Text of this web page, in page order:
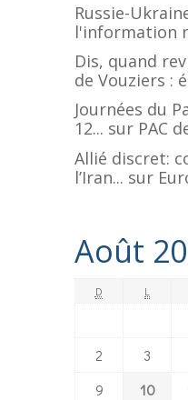
Russie-
l'information
Dis, quand
de Vouziers :
Journées du
12... sur PAC
Allié discret:
l’Iran... sur
Août
D L
2
3
9
10